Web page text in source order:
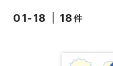
教科書採用に
総合教科書
短期滞在者向け
01-18 18件